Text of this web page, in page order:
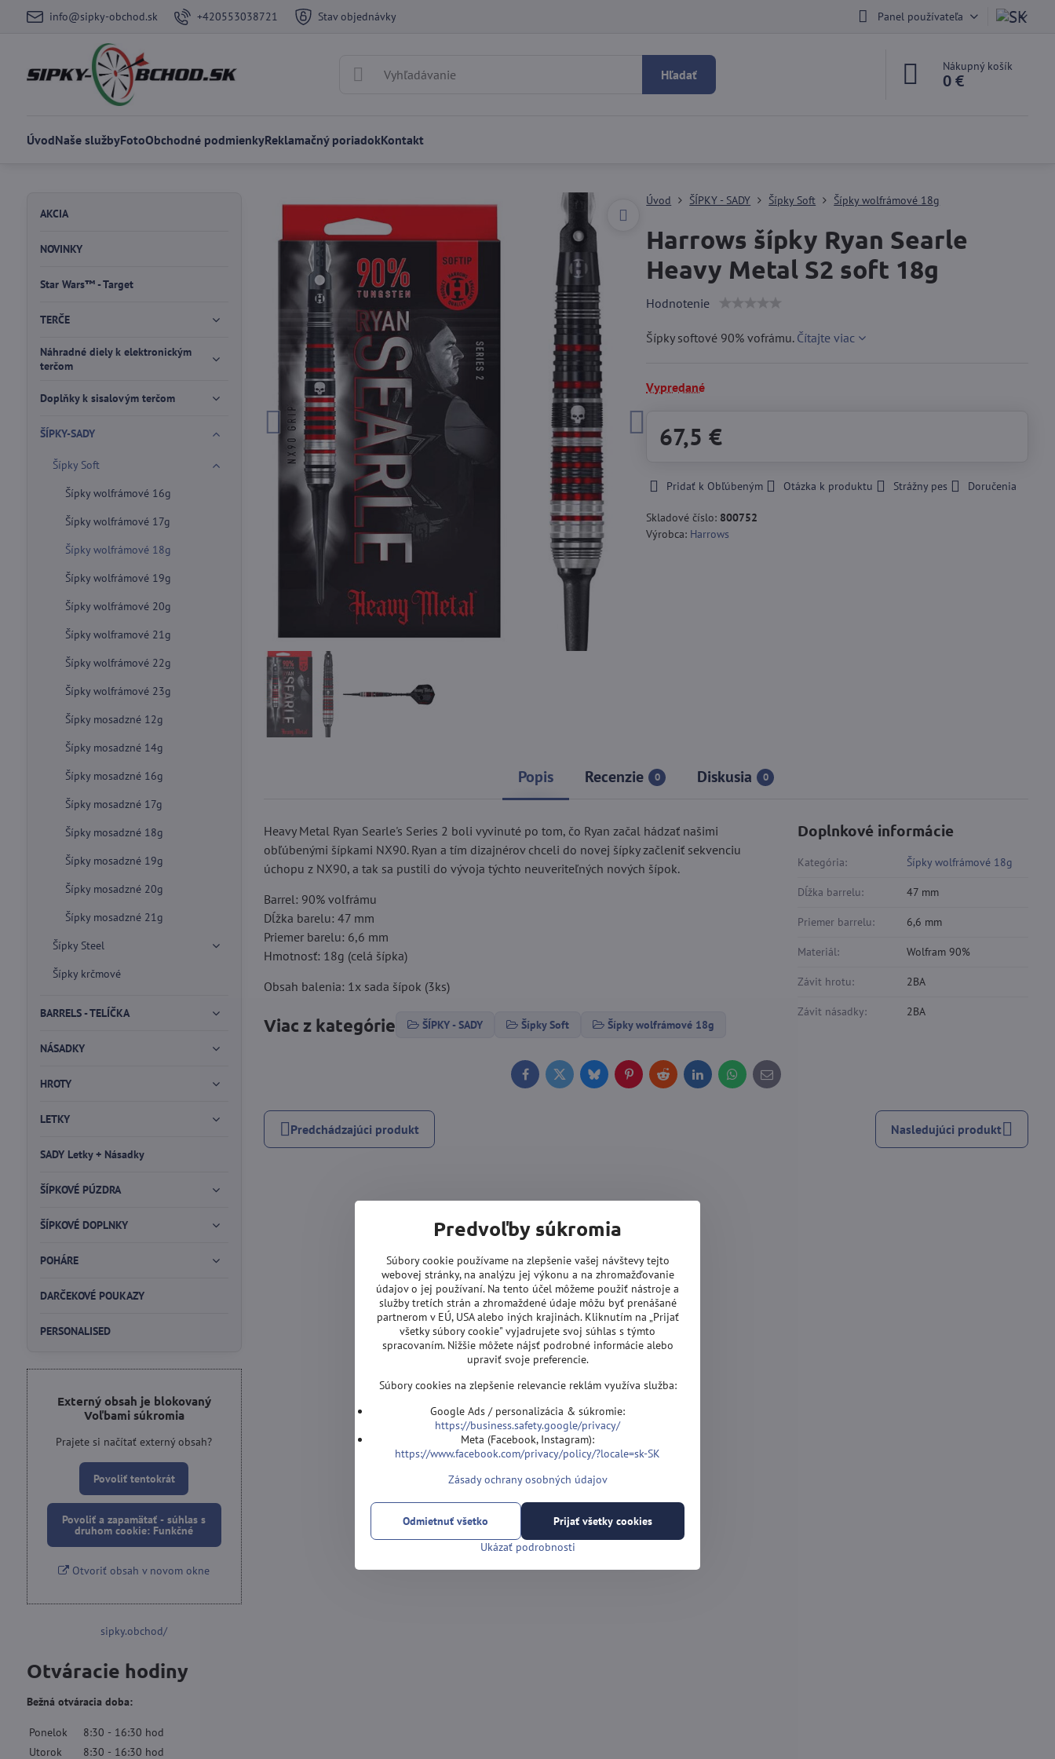
info@sipky-obchod.sk +420553038721 Stav objednávky Panel používateľa
Hľadať
Nákupný košík
0 €
ÚvodNaše službyFotoObchodné podmienkyReklamačný poriadokKontakt
Úvod ŠÍPKY - SADY Šípky Soft Šípky wolfrámové 18g
Harrows šípky Ryan Searle
Heavy Metal S2 soft 18g
Hodnotenie
Šípky softové 90% vofrámu. Čítajte viac
Vypredané
67,5 €
Pridať k Obľúbeným Otázka k produktu Strážny pes Doručenia
Skladové číslo: 800752
Výrobca: Harrows
Popis Recenzie 0 Diskusia 0
Heavy Metal Ryan Searle's Series 2 boli vyvinuté po tom, čo Ryan začal hádzať našimi
obľúbenými šípkami NX90. Ryan a tím dizajnérov chceli do novej šípky začleniť sekvenciu
úchopu z NX90, a tak sa pustili do vývoja týchto neuveriteľných nových šípok.
Barrel: 90% volfrámu
Dĺžka barelu: 47 mm
Priemer barelu: 6,6 mm
Hmotnosť: 18g (celá šípka)
Obsah balenia: 1x sada šípok (3ks)
Viac z kategórie ŠÍPKY - SADY Šípky Soft Šípky wolfrámové 18g
Doplnkové informácie
Kategória: Šípky wolfrámové 18g
Dĺžka barrelu: 47 mm
Priemer barrelu: 6,6 mm
Materiál: Wolfram 90%
Závit hrotu: 2BA
Závit násadky: 2BA
FacebookTwitterBlueskyPinterestRedditLinkedInWhatsApp
E-
mail
Predchádzajúci produkt Nasledujúci produkt
AKCIA
NOVINKY
Star Wars™ - Target
TERČE
Náhradné diely k elektronickým
terčom
Doplňky k sisalovým terčom
ŠÍPKY-SADY
Šípky Soft
Šípky wolfrámové 16g
Šípky wolfrámové 17g
Šípky wolfrámové 18g
Šípky wolfrámové 19g
Šípky wolfrámové 20g
Šípky wolframové 21g
Šípky wolfrámové 22g
Šípky wolfrámové 23g
Šípky mosadzné 12g
Šípky mosadzné 14g
Šípky mosadzné 16g
Šípky mosadzné 17g
Šípky mosadzné 18g
Šípky mosadzné 19g
Šípky mosadzné 20g
Šípky mosadzné 21g
Šípky Steel
Šípky krčmové
BARRELS - TELÍČKA
NÁSADKY
HROTY
LETKY
SADY Letky + Násadky
ŠÍPKOVÉ PÚZDRA
ŠÍPKOVÉ DOPLNKY
POHÁRE
DARČEKOVÉ POUKAZY
PERSONALISED
Externý obsah je blokovaný
Voľbami súkromia
Prajete si načítať externý obsah?
Povoliť tentokrát
Povoliť a zapamätať - súhlas s
druhom cookie: Funkčné
Otvoriť obsah v novom okne
sipky.obchod/
Otváracie hodiny
Bežná otváracia doba:
Ponelok 8:30 - 16:30 hod
Utorok
8:30 - 16:30 hod
Predvoľby súkromia
Súbory cookie používame na zlepšenie vašej návštevy tejto
webovej stránky, na analýzu jej výkonu a na zhromažďovanie
údajov o jej používaní. Na tento účel môžeme použiť nástroje a
služby tretích strán a zhromaždené údaje môžu byť prenášané
partnerom v EÚ, USA alebo iných krajinách. Kliknutím na „Prijať
všetky súbory cookie" vyjadrujete svoj súhlas s týmto
spracovaním. Nižšie môžete nájsť podrobné informácie alebo
upraviť svoje preferencie.
Súbory cookies na zlepšenie relevancie reklám využíva služba:
Google Ads / personalizácia & súkromie:
https://business.safety.google/privacy/
Meta (Facebook, Instagram):
https://www.facebook.com/privacy/policy/?locale=sk-SK
Zásady ochrany osobných údajov
Ukázať podrobnosti
Prijať všetky cookies
Odmietnuť všetko